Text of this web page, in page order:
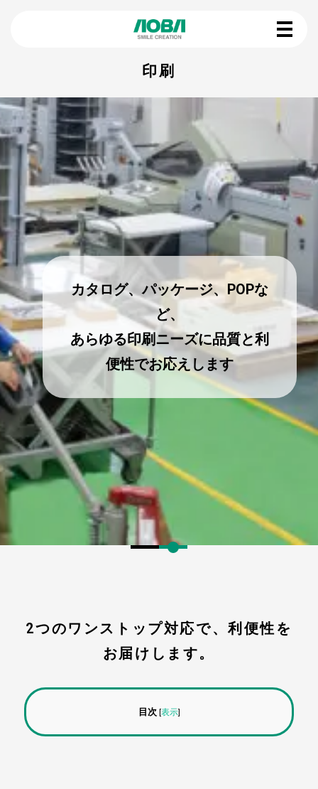
印刷
カタログ、パッケージ、POPな
ど、
あらゆる印刷ニーズに品質と利
便性でお応えします
2つのワンストップ対応で、利便性を
お届けします。
目次 [表示]